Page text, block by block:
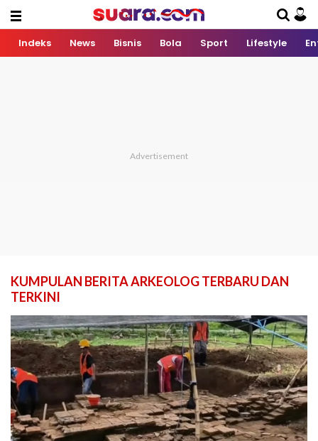
Indeks News Bisnis Bola Sport Lifestyle
KUMPULAN BERITA ARKEOLOG TERBARU DAN
TERKINI